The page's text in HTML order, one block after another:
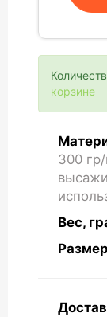
корзине
300
Вес,